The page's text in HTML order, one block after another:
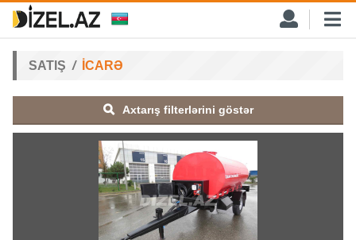
SATIŞ İCARƏ
Axtarış filterlərini göstər